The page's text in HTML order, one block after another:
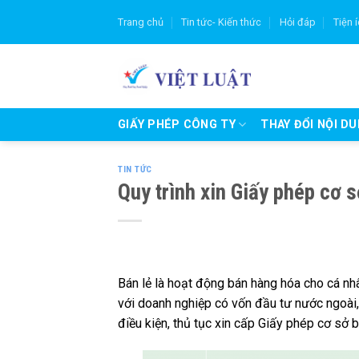
content
Trang chủ Tin tức- Kiến thức Hỏi đáp Tiện
GIẤY PHÉP CÔNG TY THAY ĐỔI NỘI
TIN TỨC
Quy trình xin Giấy phép cơ
Bán lẻ là hoạt động bán hàng hóa cho cá
với doanh nghiệp có vốn đầu tư nước
điều kiện, thủ tục xin cấp Giấy phép cơ sở